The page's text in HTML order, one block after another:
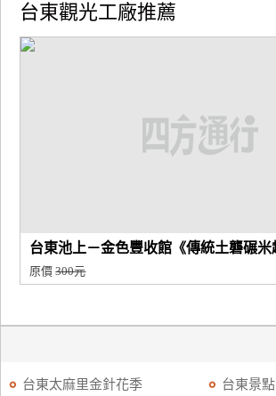
作
計
商
傳
台東觀光工廠推薦
台東池上－金色豐收館《傳統土礱碾
原價300元
台東太麻里金針花季 台東景點